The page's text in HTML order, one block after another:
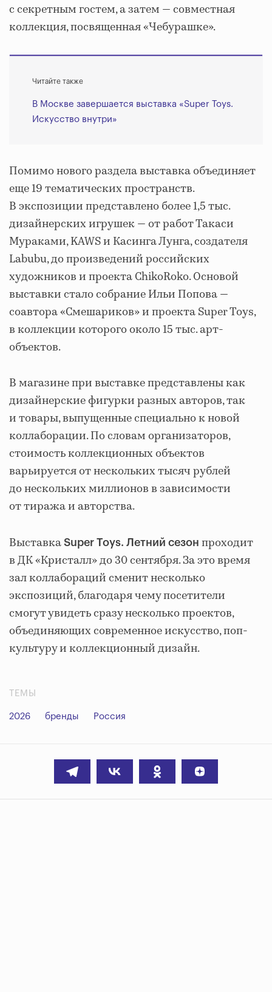
с секретным гостем, а затем — совместная
коллекция, посвященная «Чебурашке».
Читайте также
В Москве завершается выставка «Super Toys.
Искусство внутри»
Помимо нового раздела выставка объединяет
еще 19 тематических пространств.
В экспозиции представлено более 1,5 тыс.
дизайнерских игрушек — от работ Такаси
Мураками, KAWS и Касинга Лунга, создателя
Labubu, до произведений российских
художников и проекта ChikoRoko. Основой
выставки стало собрание Ильи Попова —
соавтора «Смешариков» и проекта Super Toys,
в коллекции которого около 15 тыс. арт-
объектов.
В магазине при выставке представлены как
дизайнерские фигурки разных авторов, так
и товары, выпущенные специально к новой
коллаборации. По словам организаторов,
стоимость коллекционных объектов
варьируется от нескольких тысяч рублей
до нескольких миллионов в зависимости
от тиража и авторства.
Выставка Super Toys. Летний сезон проходит
в ДК «Кристалл» до 30 сентября. За это время
зал коллабораций сменит несколько
экспозиций, благодаря чему посетители
смогут увидеть сразу несколько проектов,
объединяющих современное искусство, поп-
культуру и коллекционный дизайн.
ТЕМЫ
2026 бренды Россия